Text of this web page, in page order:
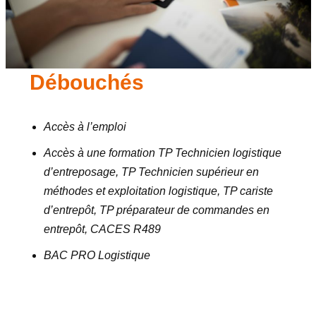
Débouchés
Accès à l’emploi
Accès à une formation TP Technicien logistique
d’entreposage, TP Technicien supérieur en
méthodes et exploitation logistique, TP cariste
d’entrepôt, TP préparateur de commandes en
entrepôt, CACES R489
BAC PRO Logistique